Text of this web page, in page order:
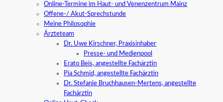
Online-Termine im Haut- und Venenzentrum Mainz
Offene-/ Akut-Sprechstunde
Meine Philosophie
Ärzteteam
Dr. Uwe Kirschner, Praxisinhaber
Presse- und Medienpool
Erato Beis, angestellte Fachärztin
Pia Schmid, angestellte Fachärztin
Dr. Stefanie Bruchhausen-Mertens, angestellte
Fachärztin